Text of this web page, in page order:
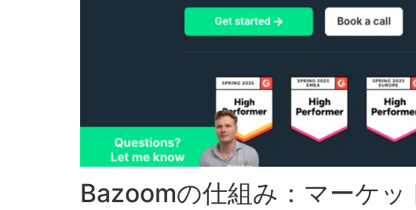
Bazoomの仕組み：マーケ